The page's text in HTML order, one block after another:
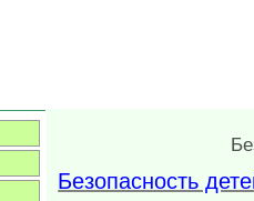
Безопасность